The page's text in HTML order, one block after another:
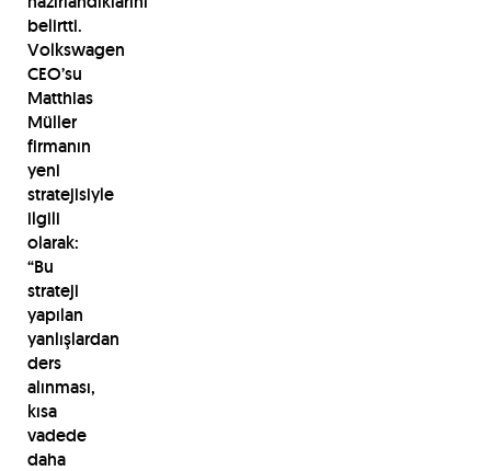
belirtti.
Volkswagen
CEO’su
Matthias
Müller
firmanın
yeni
stratejisiyle
ilgili
olarak:
“Bu
strateji
yapılan
yanlışlardan
ders
alınması,
kısa
vadede
daha